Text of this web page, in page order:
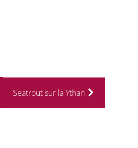
Seatrout sur la Ythan